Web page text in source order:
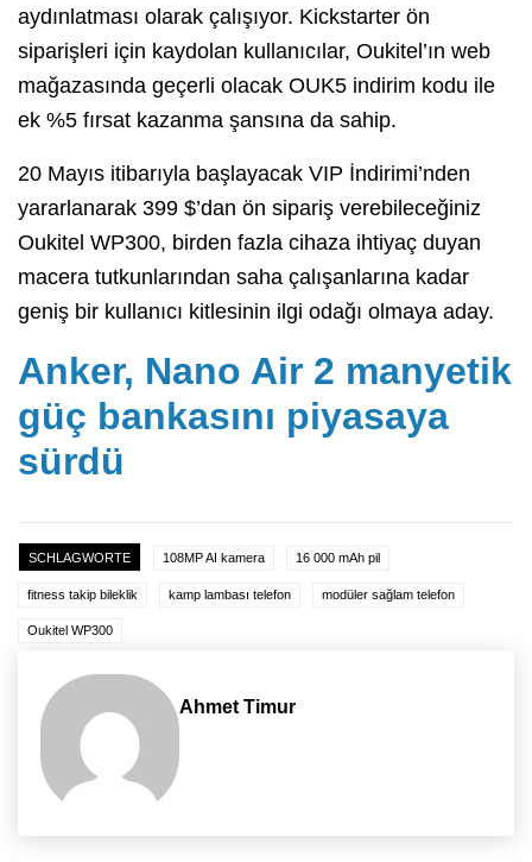
aydınlatması olarak çalışıyor. Kickstarter ön
siparişleri için kaydolan kullanıcılar, Oukitel’ın web
mağazasında geçerli olacak OUK5 indirim kodu ile
ek %5 fırsat kazanma şansına da sahip.
20 Mayıs itibarıyla başlayacak VIP İndirimi’nden
yararlanarak 399 $’dan ön sipariş verebileceğiniz
Oukitel WP300, birden fazla cihaza ihtiyaç duyan
macera tutkunlarından saha çalışanlarına kadar
geniş bir kullanıcı kitlesinin ilgi odağı olmaya aday.⁤
Anker, Nano Air 2 manyetik
güç bankasını piyasaya
sürdü
SCHLAGWORTE 108MP AI kamera 16 000 mAh pil
fitness takip bileklik kamp lambası telefon modüler sağlam telefon
Oukitel WP300
Ahmet Timur